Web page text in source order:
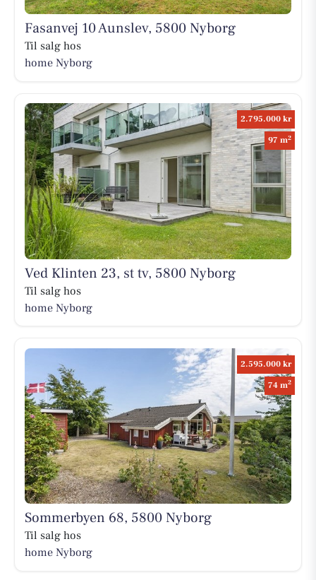
Fasanvej 10 Aunslev, 5800 Nyborg
Til salg hos
home Nyborg
2.795.000 kr
97 m2
Ved Klinten 23, st tv, 5800 Nyborg
Til salg hos
home Nyborg
2.595.000 kr
74 m2
Sommerbyen 68, 5800 Nyborg
Til salg hos
home Nyborg